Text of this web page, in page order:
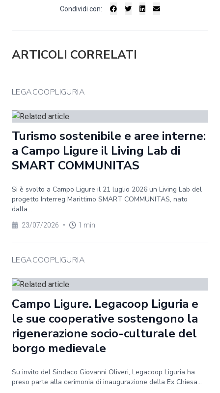
Condividi con:
ARTICOLI CORRELATI
LEGACOOPLIGURIA
Turismo sostenibile e aree interne:
a Campo Ligure il Living Lab di
SMART COMMUNITAS
Si è svolto a Campo Ligure il 21 luglio 2026 un Living Lab del
progetto Interreg Marittimo SMART COMMUNITAS, nato
dalla...
23/07/2026 • 1 min
LEGACOOPLIGURIA
Campo Ligure. Legacoop Liguria e
le sue cooperative sostengono la
rigenerazione socio-culturale del
borgo medievale
Su invito del Sindaco Giovanni Oliveri, Legacoop Liguria ha
preso parte alla cerimonia di inaugurazione della Ex Chiesa...